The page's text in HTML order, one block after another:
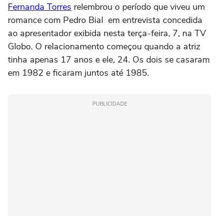
Fernanda Torres relembrou o período que viveu um
romance com Pedro Bial em entrevista concedida
ao apresentador exibida nesta terça-feira, 7, na TV
Globo. O relacionamento começou quando a atriz
tinha apenas 17 anos e ele, 24. Os dois se casaram
em 1982 e ficaram juntos até 1985.
PUBLICIDADE